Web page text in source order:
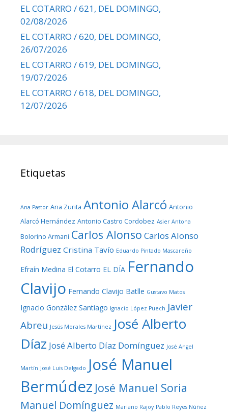
EL COTARRO / 621, DEL DOMINGO,
02/08/2026
EL COTARRO / 620, DEL DOMINGO,
26/07/2026
EL COTARRO / 619, DEL DOMINGO,
19/07/2026
EL COTARRO / 618, DEL DOMINGO,
12/07/2026
Etiquetas
Ana Pastor Ana Zurita Antonio Alarcó Antonio
Alarcó Hernández Antonio Castro Cordobez Asier Antona
Bolorino Armani Carlos Alonso Carlos Alonso
Rodríguez Cristina Tavío Eduardo Pintado Mascareño
Efraín Medina El Cotarro EL DÍA Fernando
Clavijo Fernando Clavijo Batlle Gustavo Matos
Ignacio González Santiago Ignacio López Puech Javier
Abreu Jesús Morales Martínez José Alberto
Díaz José Alberto Díaz Domínguez José Angel
Martín José Luis Delgado José Manuel
Bermúdez José Manuel Soria
Manuel Domínguez Mariano Rajoy Pablo Reyes Núñez